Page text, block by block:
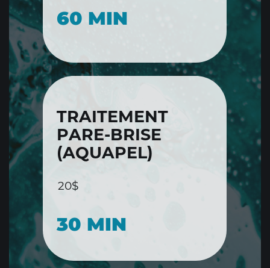
60 MIN
TRAITEMENT
PARE-BRISE
(AQUAPEL)
20$
30 MIN